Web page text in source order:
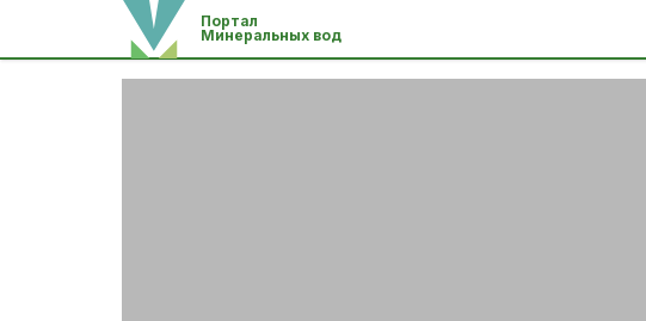
Портал
Минеральных вод